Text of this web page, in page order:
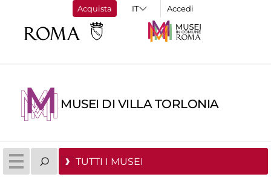
Acquista Accedi
MUSEI DI VILLA TORLONIA
TUTTI I MUSEI